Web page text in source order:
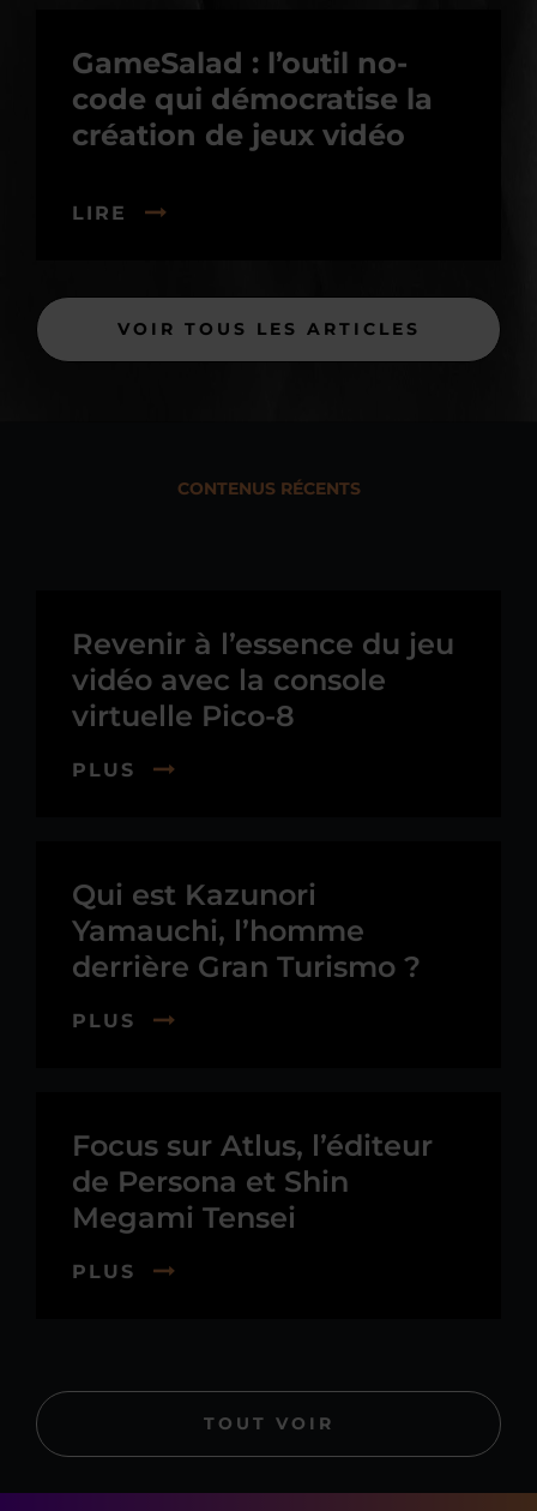
GameSalad : l’outil no-
code qui démocratise la
création de jeux vidéo
LIRE
VOIR TOUS LES ARTICLES
CONTENUS RÉCENTS
Revenir à l’essence du jeu
vidéo avec la console
virtuelle Pico-8
PLUS
Qui est Kazunori
Yamauchi, l’homme
derrière Gran Turismo ?
PLUS
Focus sur Atlus, l’éditeur
de Persona et Shin
Megami Tensei
PLUS
TOUT VOIR